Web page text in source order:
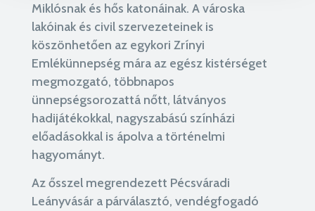
Miklósnak és hős katonáinak. A városka
lakóinak és civil szervezeteinek is
köszönhetően az egykori Zrínyi
Emlékünnepség mára az egész kistérséget
megmozgató, többnapos
ünnepségsorozattá nőtt, látványos
hadijátékokkal, nagyszabású színházi
előadásokkal is ápolva a történelmi
hagyományt.
Az ősszel megrendezett Pécsváradi
Leányvásár a párválasztó, vendégfogadó